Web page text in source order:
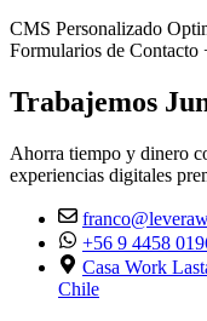
CMS Personalizado
Formularios de Contacto
Trabajemos
Ahorra tiempo y dinero
experiencias digitales
+56 9 4458
Casa Work
Chile